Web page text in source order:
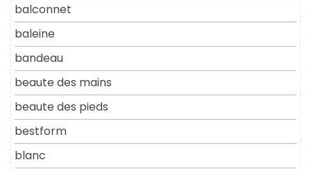
balconnet
baleine
bandeau
beaute des mains
beaute des pieds
bestform
blanc